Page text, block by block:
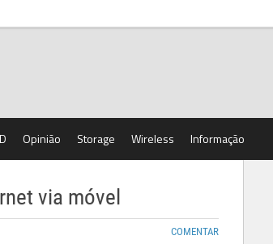
Opinião Storage Wireless Informação
via móvel
COMENTAR